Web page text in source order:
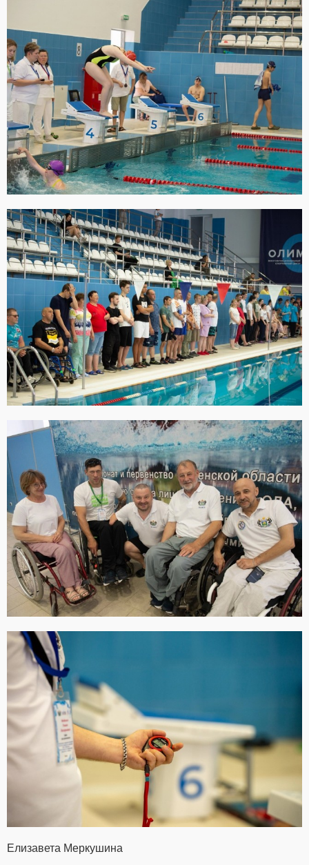
Елизавета Меркушина